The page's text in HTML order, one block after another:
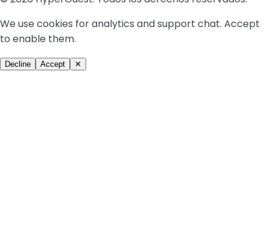
We use cookies for analytics and support chat. Accept
to enable them.
Decline Accept ✕